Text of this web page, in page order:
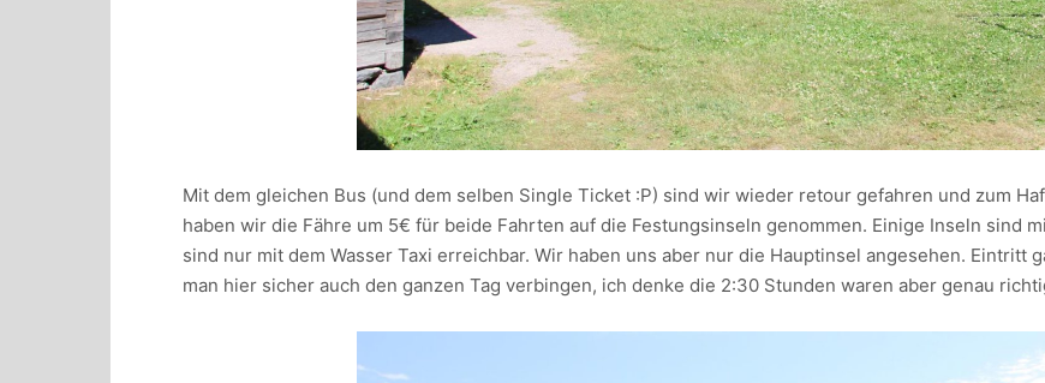
Mit dem gleichen Bus (und dem selben Single Ticket :P) sind wir wieder retour gefahren und zum
haben wir die Fähre um 5€ für beide Fahrten auf die Festungsinseln genommen. Einige Inseln sind
sind nur mit dem Wasser Taxi erreichbar. Wir haben uns aber nur die Hauptinsel angesehen. Eintritt
man hier sicher auch den ganzen Tag verbingen, ich denke die 2:30 Stunden waren aber genau